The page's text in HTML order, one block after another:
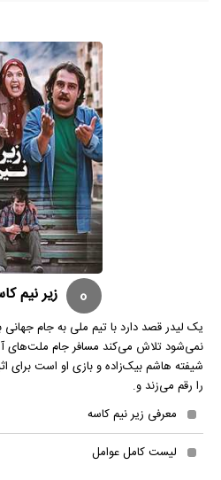
0 زیر نیم
یک لیدر قصد دارد با تیم ملی به جام جهانی
نمی‌شود تلاش می‌کند مسافر جام ملت‌های
شیفته هاشم بیک‌زاده و بازی او است برای
را رقم می‌زند و.
معرفی زیر نیم کاسه
لیست کامل عوامل